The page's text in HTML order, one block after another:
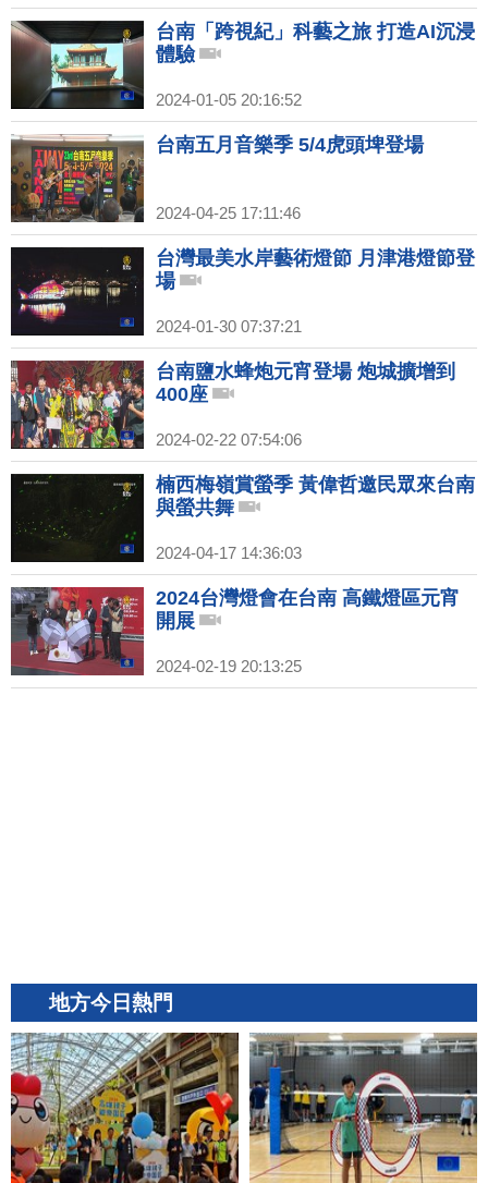
台南「跨視紀」科藝之旅 打造AI沉浸
體驗
2024-01-05 20:16:52
台南五月音樂季 5/4虎頭埤登場
2024-04-25 17:11:46
台灣最美水岸藝術燈節 月津港燈節登
場
2024-01-30 07:37:21
台南鹽水蜂炮元宵登場 炮城擴增到
400座
2024-02-22 07:54:06
楠西梅嶺賞螢季 黃偉哲邀民眾來台南
與螢共舞
2024-04-17 14:36:03
2024台灣燈會在台南 高鐵燈區元宵
開展
2024-02-19 20:13:25
地方今日熱門